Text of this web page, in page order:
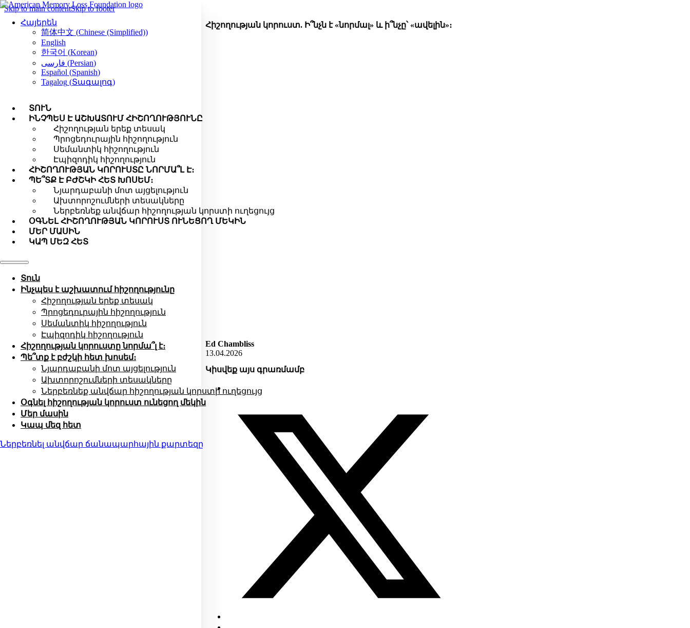
Skip to main contentSkip to footer
Հայերեն
简体中文 (Chinese (Simplified))
English
한국어 (Korean)
فارسی (Persian)
Español (Spanish)
Tagalog (Տագալոգ)
ՏՈՒՆ
ԻՆՉՊԵՍ Է ԱՇԽԱՏՈՒՄ ՀԻՇՈՂՈՒԹՅՈՒՆԸ
Հիշողության երեք տեսակ
Պրոցեդուրային հիշողություն
Սեմանտիկ հիշողություն
Էպիզոդիկ հիշողություն
ՀԻՇՈՂՈՒԹՅԱՆ ԿՈՐՈՒՍՏԸ ՆՈՐՄԱ՞Լ Է։
ՊԵ՞ՏՔ Է ԲԺՇԿԻ ՀԵՏ ԽՈՍԵՄ։
Նյարդաբանի մոտ այցելություն
Ախտորոշումների տեսակները
Ներբեռնեք անվճար հիշողության կորստի ուղեցույց
ՕԳՆԵԼ ՀԻՇՈՂՈՒԹՅԱՆ ԿՈՐՈՒՍՏ ՈՒՆԵՑՈՂ ՄԵԿԻՆ
ՄԵՐ ՄԱՍԻՆ
ԿԱՊ ՄԵԶ ՀԵՏ
Տուն
Ինչպես է աշխատում հիշողությունը
Հիշողության երեք տեսակ
Պրոցեդուրային հիշողություն
Սեմանտիկ հիշողություն
Էպիզոդիկ հիշողություն
Հիշողության կորուստը նորմա՞լ է։
Պե՞տք է բժշկի հետ խոսեմ։
Նյարդաբանի մոտ այցելություն
Ախտորոշումների տեսակները
Ներբեռնեք անվճար հիշողության կորստի ուղեցույց
Օգնել հիշողության կորուստ ունեցող մեկին
Մեր մասին
Կապ մեզ հետ
Ներբեռնել անվճար ճանապարհային քարտեզը
Հիշողության կորուստ. Ի՞նչն է «նորմալ» և ի՞նչը՝ «ավելին»։
Ed Chambliss
13.04.2026
Կիսվեք այս գրառմամբ